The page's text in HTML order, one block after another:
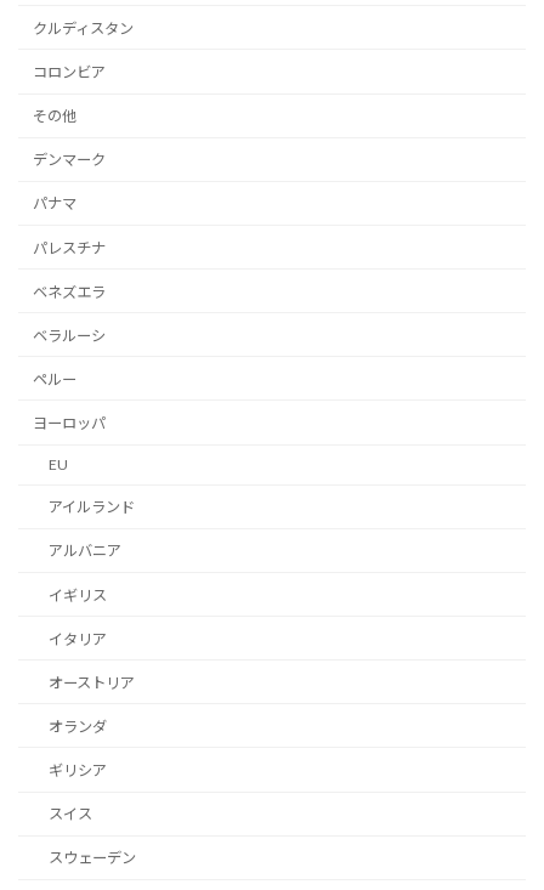
クルディスタン
コロンビア
その他
デンマーク
パナマ
パレスチナ
ベネズエラ
ベラルーシ
ペルー
ヨーロッパ
EU
アイルランド
アルバニア
イギリス
イタリア
オーストリア
オランダ
ギリシア
スイス
スウェーデン